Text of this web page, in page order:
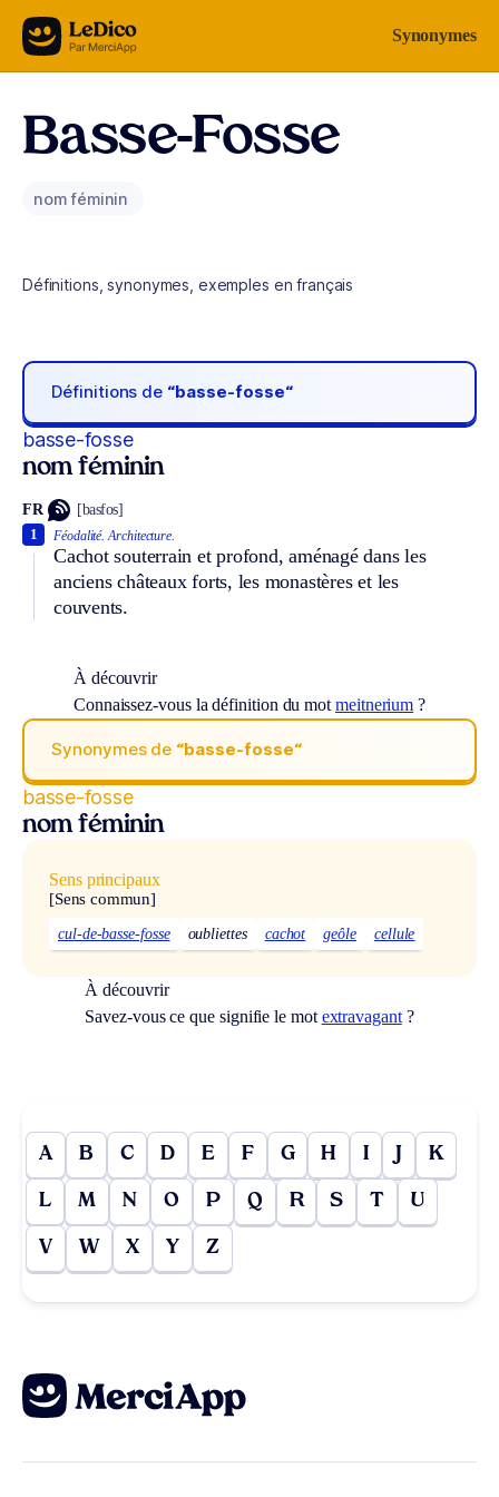
Aller au contenu Synonymes
Basse-Fosse
nom féminin
Définitions, synonymes, exemples en français
Définitions de “basse-fosse“
basse-fosse
nom féminin
FR [basfos]
Féodalité. Architecture.
Cachot souterrain et profond, aménagé dans les
anciens châteaux forts, les monastères et les
couvents.
1
À découvrir
Connaissez-vous la définition du mot meitnerium ?
Synonymes de “basse-fosse“
basse-fosse
nom féminin
Sens principaux
[Sens commun]
cul-de-basse-fosse oubliettes cachot geôle cellule
À découvrir
Savez-vous ce que signifie le mot extravagant?
A B C D E F G H I J K
L M N O P Q R S T U
V W X Y Z